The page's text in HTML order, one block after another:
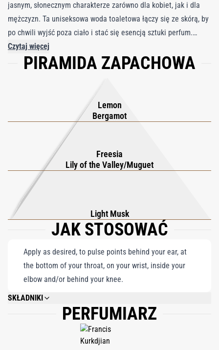
jasnym, słonecznym charakterze zarówno dla kobiet, jak i dla
mężczyzn. Ta uniseksowa woda toaletowa łączy się ze skórą, by
po chwili wyjść poza ciało i stać się esencją sztuki perfum.
Cytrusowa kompozycja subtelnie uwalnia nuty kalabryjskiej
bergamotki, sycylijskiego cytronu, białych kwiatów oraz
Czytaj więcej
PIRAMIDA ZAPACHOWA
Lemon
Bergamot
Freesia
Lily of the Valley/Muguet
Light Musk
JAK STOSOWAĆ
Apply as desired, to pulse points behind your ear, at
the bottom of your throat, on your wrist, inside your
elbow and/or behind your knee.
SKŁADNIKI
ALCOHOL, AQUA (WATER), PARFUM (FRAGRANCE), LIMONENE, BENZYL
SALICYLATE, LINALOOL, TRIETHYL CITRATE, BUTYL
METHOXYDIBENZOYLMETHANE, GERANIOL, CITRONELLOL, CITRAL.
PERFUMIARZ